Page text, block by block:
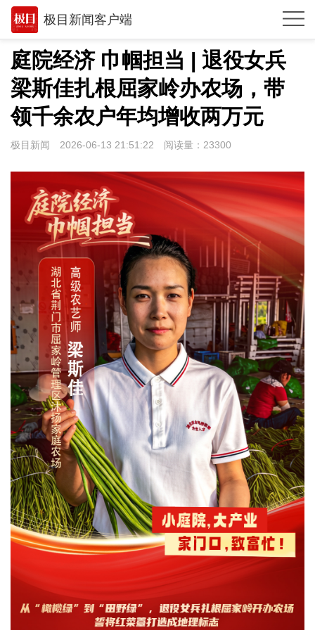
极目新闻客户端
推荐
体育
观点
时政
武汉
世相
环球
专题
极客圈
经济
城建
科教
健康
悠游
相亲
汽车
房产
创意
庭院经济 巾帼担当 | 退役女兵
梁斯佳扎根屈家岭办农场，带
领千余农户年均增收两万元
极目新闻 2026-06-13 21:51:22 阅读量： 23300